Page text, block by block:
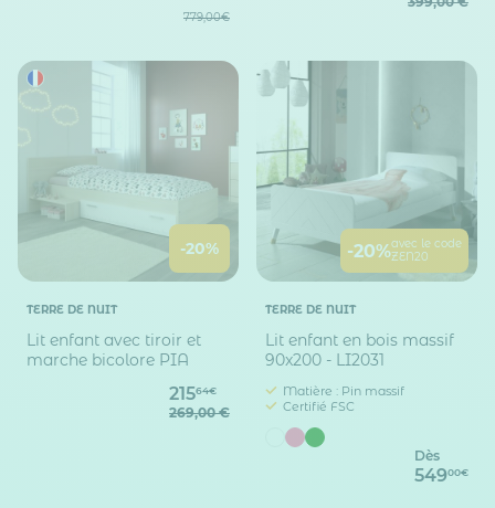
779,00€
-20%
TERRE DE NUIT
Lit enfant avec tiroir et
marche bicolore PIA
21564€
269,00 €
-20%avec le code
ZEN20
TERRE DE NUIT
Lit enfant en bois massif
90x200 - LI2031
Matière : Pin massif
Certifié FSC
Dès
54900€